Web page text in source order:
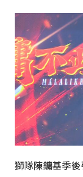
獅隊陳鏞基季